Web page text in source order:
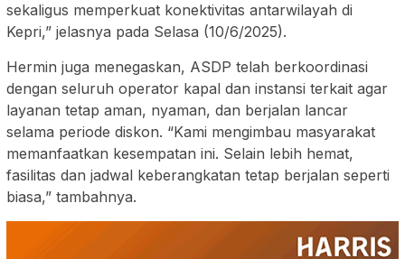
sekaligus memperkuat konektivitas antarwilayah di
Kepri,” jelasnya pada Selasa (10/6/2025).
Hermin juga menegaskan, ASDP telah berkoordinasi
dengan seluruh operator kapal dan instansi terkait agar
layanan tetap aman, nyaman, dan berjalan lancar
selama periode diskon. “Kami mengimbau masyarakat
memanfaatkan kesempatan ini. Selain lebih hemat,
fasilitas dan jadwal keberangkatan tetap berjalan seperti
biasa,” tambahnya.